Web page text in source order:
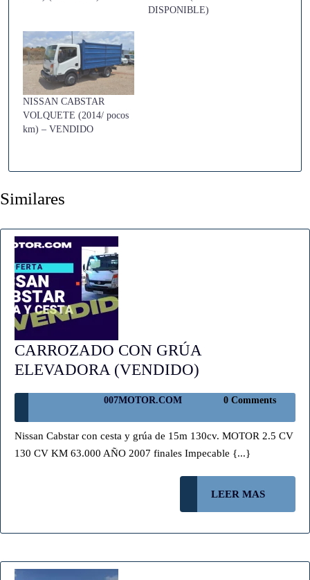
DISPONIBLE)
NISSAN CABSTAR
VOLQUETE (2014/ pocos
km) – VENDIDO
Similares
CARROZADO CON GRÚA
ELEVADORA (VENDIDO)
CON
GRÚA
ELEVADORA
(VENDIDO)
007MOTOR.COM 007MOTOR.COM
0 Comments
Nissan Cabstar con cesta y grúa de 15m 130cv. MOTOR 2.5 CV
130 CV KM 63.000 AÑO 2007 finales Impecable {...}
LEER MAS
MAS